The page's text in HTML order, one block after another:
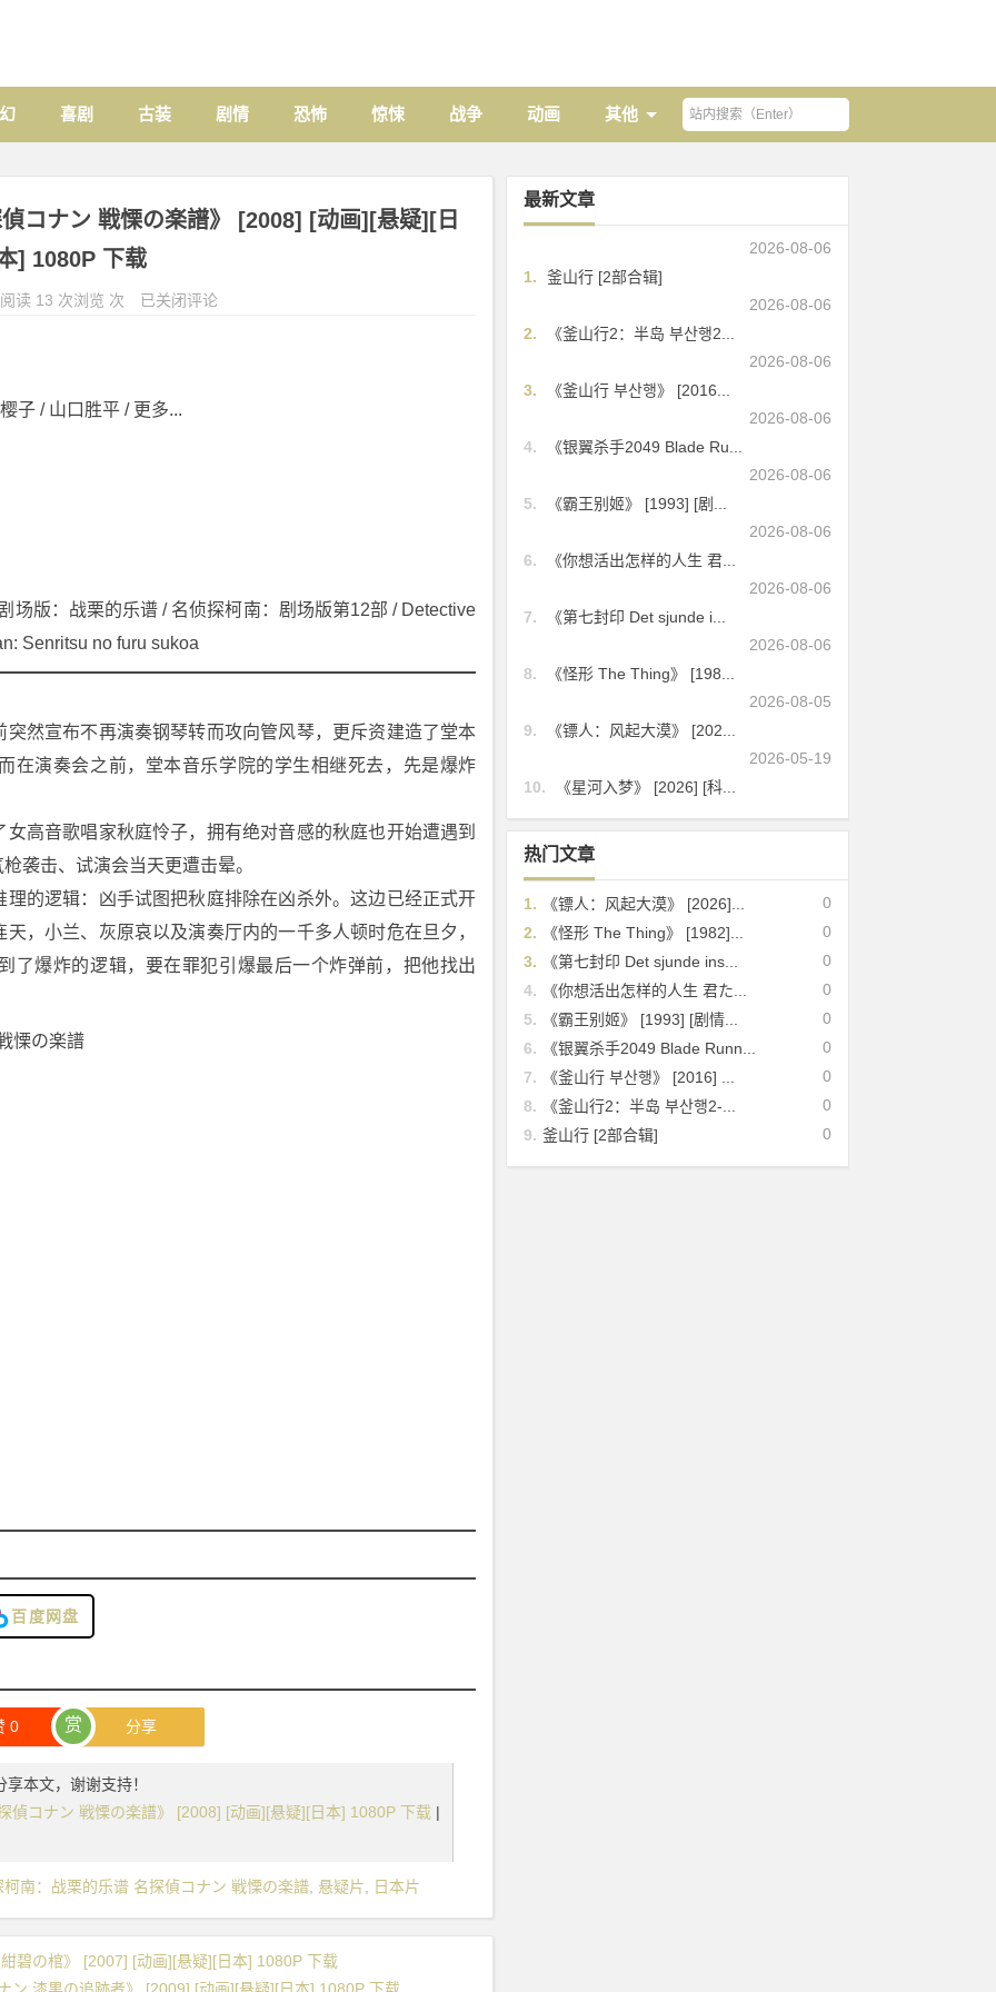
喜剧 古装 剧情 恐怖 惊悚 战争 动画 其他
コナン 戦慄の楽譜》 [2008] [动画][悬疑][日
] 1080P 下载
阅读 13 次浏览 次 已关闭评论
子 / 山口胜平 / 更多...
场版：战栗的乐谱 / 名侦探柯南：剧场版第12部 / Detective
Senritsu no furu sukoa
宣布不再演奏钢琴转而攻向管风琴，更斥资建造了堂本
在演奏会之前，堂本音乐学院的学生相继死去，先是爆炸
音歌唱家秋庭怜子，拥有绝对音感的秋庭也开始遭遇到
袭击、试演会当天更遭击晕。
逻辑：凶手试图把秋庭排除在凶杀外。这边已经正式开
，小兰、灰原哀以及演奏厅内的一千多人顿时危在旦夕，
了爆炸的逻辑，要在罪犯引爆最后一个炸弹前，把他找出
百度网盘
0 赏 分享
本文，谢谢支持！
偵コナン 戦慄の楽譜》 [2008] [动画][悬疑][日本] 1080P 下载 |
柯南：战栗的乐谱 名探偵コナン 戦慄の楽譜 悬疑片 日本片
碧の棺》 [2007] [动画][悬疑][日本] 1080P 下载
最新文章
2026-08-06
1.
釜山行 [2部合辑]
2026-08-06
2.
《釜山行2：半岛 부산행2...
2026-08-06
3.
《釜山行 부산행》 [2016...
2026-08-06
4.
《银翼杀手2049 Blade Ru...
2026-08-06
5.
《霸王别姬》 [1993] [剧...
2026-08-06
6.
《你想活出怎样的人生 君...
2026-08-06
7.
《第七封印 Det sjunde i...
2026-08-06
8.
《怪形 The Thing》 [198...
2026-08-05
9.
《镖人：风起大漠》 [202...
2026-05-19
10.
《星河入梦》 [2026] [科...
热门文章
0
1.
《镖人：风起大漠》 [2026]...
0
2.
《怪形 The Thing》 [1982]...
0
3.
《第七封印 Det sjunde ins...
0
4.
《你想活出怎样的人生 君た...
0
5.
《霸王别姬》 [1993] [剧情...
0
6.
《银翼杀手2049 Blade Runn...
0
7.
《釜山行 부산행》 [2016] ...
0
8.
《釜山行2：半岛 부산행2-...
0
9. 釜山行 [2部合辑]